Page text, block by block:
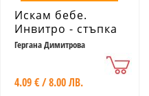
Искам бебе.
Инвитро - стъпка
по стъпка
Гергана Димитрова
4.09 € / 8.00 ЛВ.